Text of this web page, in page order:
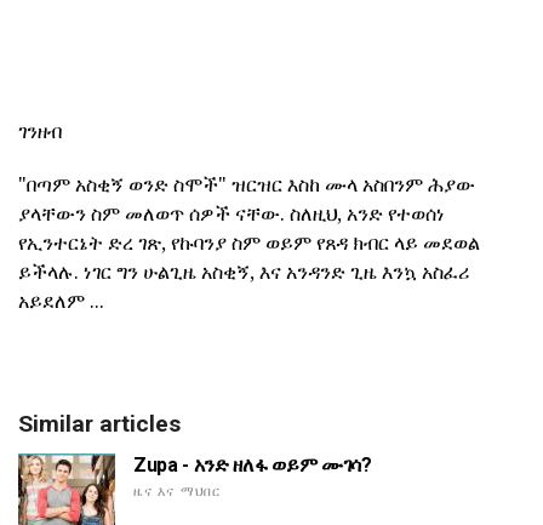
ገንዘብ
"በጣም አስቂኝ ወንድ ስሞች" ዝርዝር እስከ ሙላ አስበንም ሕያው
ያላቸውን ስም መለወጥ ሰዎች ናቸው. ስለዚህ, አንድ የተወሰነ
የኢንተርኔት ድረ ገጽ, የኩባንያ ስም ወይም የጸዳ ክብር ላይ መደወል
ይችላሉ. ነገር ግን ሁልጊዜ አስቂኝ, እና አንዳንድ ጊዜ እንኳ አስፈሪ
አይደለም ...
Similar articles
Zupa - አንድ ዘለፋ ወይም ሙገሳ?
ዜና እና ማህበር